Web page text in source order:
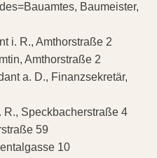
Baumeister,
i. R., Amthorstraße 2
Amthorstraße 2
a. D., Finanzsekretär,
Speckbacherstraße 4
59
10